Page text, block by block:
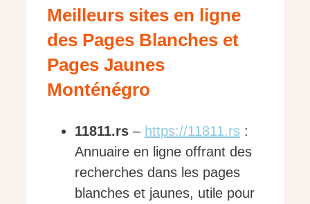
Meilleurs sites en ligne
des Pages Blanches et
Pages Jaunes
Monténégro
11811.rs – https://11811.rs :
Annuaire en ligne offrant des
recherches dans les pages
blanches et jaunes, utile pour